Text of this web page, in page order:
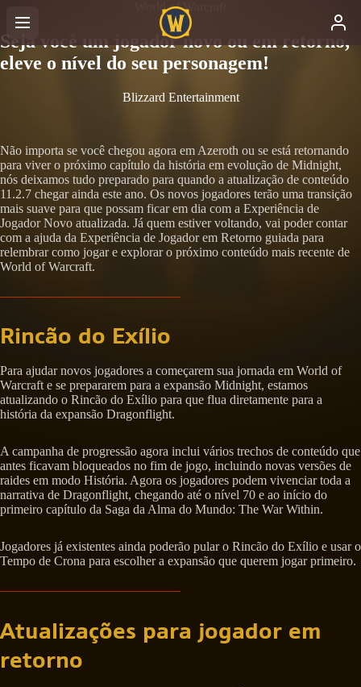
World of Warcraft
Seja você um jogador novo ou em retorno,
eleve o nível do seu personagem!
Blizzard Entertainment
Não importa se você chegou agora em Azeroth ou se está retornando
para viver o próximo capítulo da história em evolução de Midnight,
nós deixamos tudo preparado para quando a atualização de conteúdo
11.2.7 chegar ainda este ano. Os novos jogadores terão uma transição
mais suave para que possam ficar em dia com a Experiência de
Jogador Novo atualizada. Já quem estiver voltando, vai poder contar
com a ajuda da Experiência de Jogador em Retorno guiada para
relembrar como jogar e explorar o próximo conteúdo mais recente de
World of Warcraft.
Rincão do Exílio
Para ajudar novos jogadores a começarem sua jornada em World of
Warcraft e se prepararem para a expansão Midnight, estamos
atualizando o Rincão do Exílio para que flua diretamente para a
história da expansão Dragonflight.
A campanha de progressão agora inclui vários trechos de conteúdo que
antes ficavam bloqueados no fim de jogo, incluindo novas versões de
raides em modo História. Agora os jogadores podem vivenciar toda a
narrativa de Dragonflight, chegando até o nível 70 e ao início do
primeiro capítulo da Saga da Alma do Mundo: The War Within.
Jogadores já existentes ainda poderão pular o Rincão do Exílio e usar o
Tempo de Crona para escolher a expansão que querem jogar primeiro.
Atualizações para jogador em
retorno